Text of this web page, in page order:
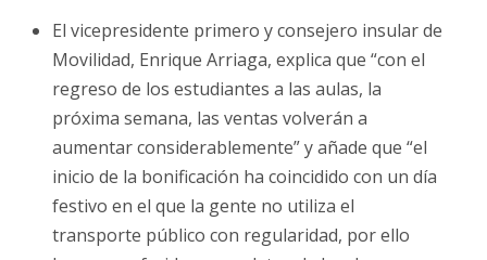
El vicepresidente primero y consejero insular de
Movilidad, Enrique Arriaga, explica que “con el
regreso de los estudiantes a las aulas, la
próxima semana, las ventas volverán a
aumentar considerablemente” y añade que “el
inicio de la bonificación ha coincidido con un día
festivo en el que la gente no utiliza el
transporte público con regularidad, por ello